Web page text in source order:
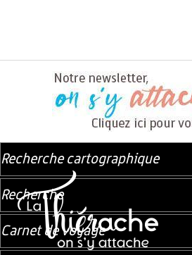
Recherche cartographique
Recherche
Carnet de voyage